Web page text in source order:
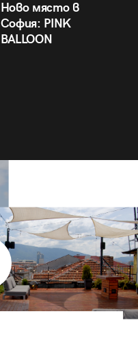
Ново място в
София: PINK
BALLOON